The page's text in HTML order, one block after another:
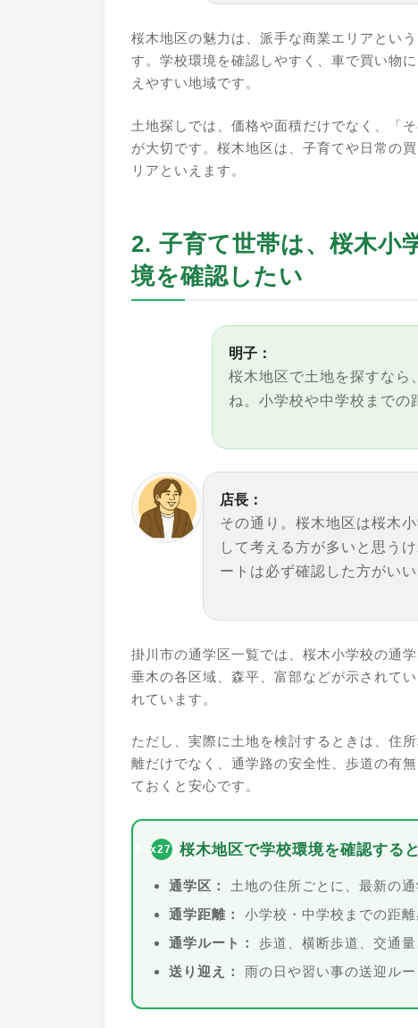
桜木地区の魅力は、派手な商業エリアとい
す。学校環境を確認しやすく、車で買い物
えやすい地域です。
土地探しでは、価格や面積だけでなく、「
が大切です。桜木地区は、子育てや日常の
リアといえます。
2. 子育て世帯は、桜木小
境を確認したい
明子：
桜木地区で土地を探すなら
ね。小学校や中学校までの
店長：
その通り。桜木地区は桜木
して考える方が多いと思う
ートは必ず確認した方がいい
掛川市の通学区一覧では、桜木小学校の通
垂木の各区域、森平、富部などが示されて
れています。
ただし、実際に土地を検討するときは、住
離だけでなく、通学路の安全性、歩道の有
ておくと安心です。
桜木地区で学校環境を確認する
通学区：
土地の住所ごとに、最新の
通学距離：
小学校・中学校までの距
通学ルート：
歩道、横断歩道、交通
送り迎え：
雨の日や習い事の送迎ル